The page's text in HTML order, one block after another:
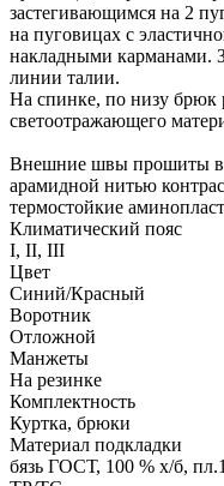
застегивающимся на 2
на пуговицах с
накладными карманами.
линии талии.
На спинке, по низу брюк
светоотражающего
Внешние швы прошиты
арамидной нитью
термостойкие
Климатический пояс
I, II, III
Цвет
Синий/Красный
Воротник
Отложной
Манжеты
На резинке
Комплектность
Куртка, брюки
Материал подкладки
бязь ГОСТ, 100 % х/б,